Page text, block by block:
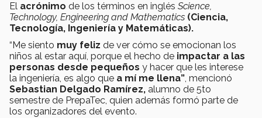
El acrónimo de los términos en inglés Science,
Technology, Engineering and Mathematics (Ciencia,
Tecnología, Ingeniería y Matemáticas).
“Me siento muy feliz de ver cómo se emocionan los
niños al estar aquí, porque el hecho de impactar a las
personas desde pequeños y hacer que les interese
la ingeniería, es algo que a mí me llena”, mencionó
Sebastian Delgado Ramírez, alumno de 5to
semestre de PrepaTec, quien además formó parte de
los organizadores del evento.